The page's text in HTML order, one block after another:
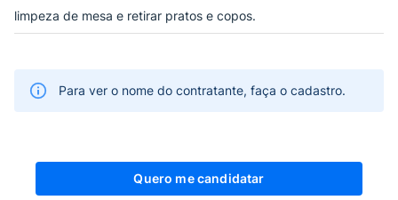
limpeza de mesa e retirar pratos e copos.
Para ver o nome do contratante, faça o cadastro.
Quero me candidatar